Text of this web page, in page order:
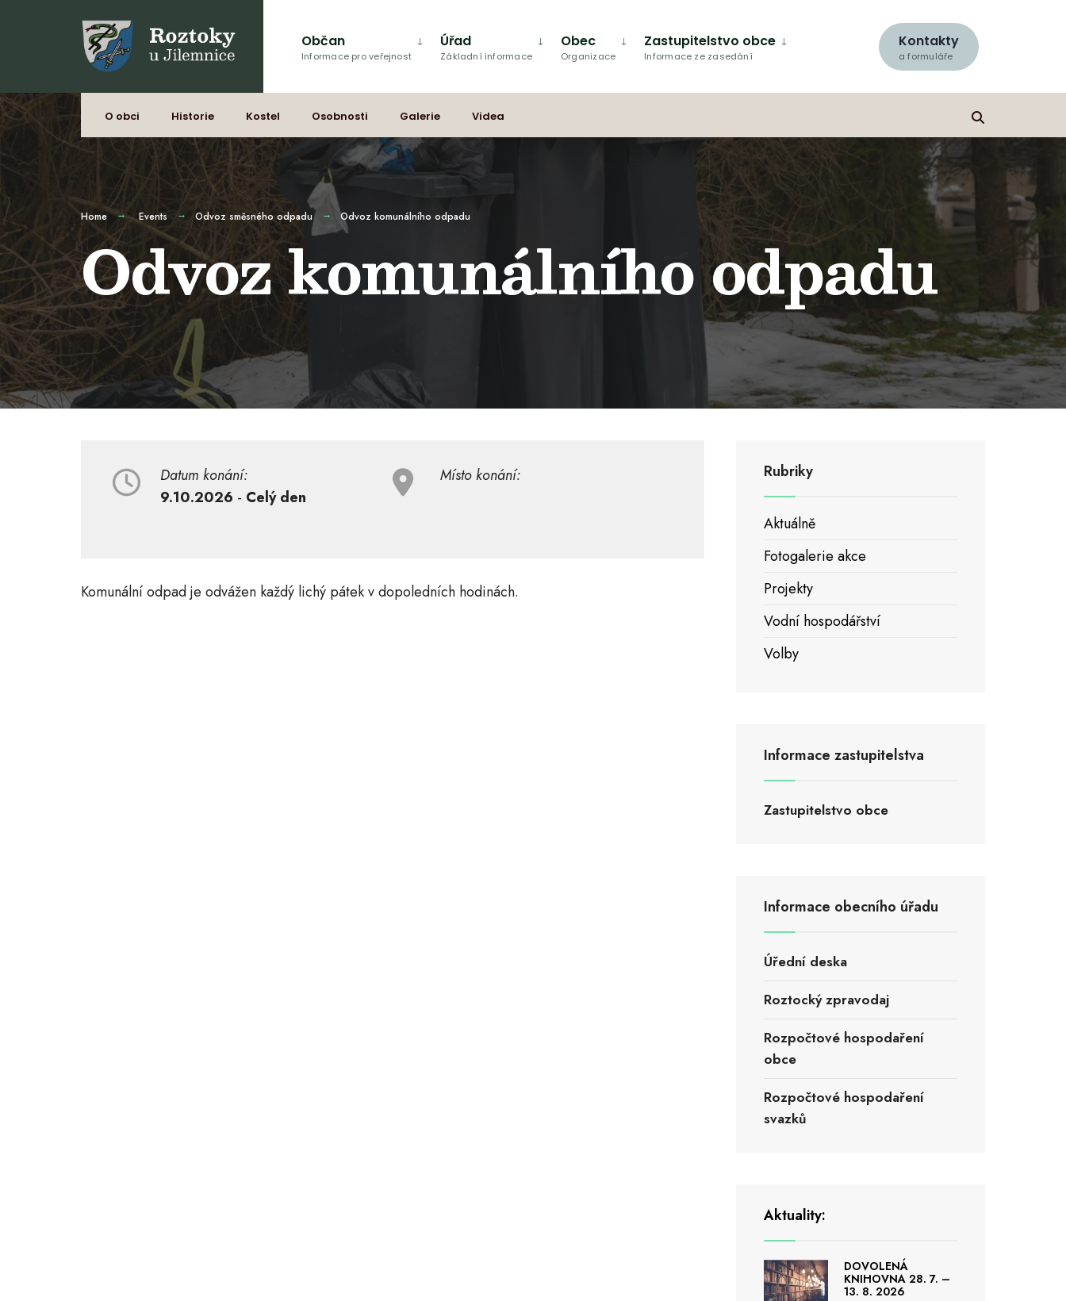
Kontakty
a formuláře
Občan
Informace pro veřejnost
Úřad
Základní informace
Obec
Organizace
Zastupitelstvo obce
Informace ze zasedání
O obci Historie Kostel Osobnosti Galerie Videa
Home Events Odvoz směsného odpadu Odvoz komunálního odpadu
Odvoz komunálního odpadu
Datum konání:
9.10.2026 - Celý den
Místo konání:
Komunální odpad je odvážen každý lichý pátek v dopoledních hodinách.
Rubriky
Aktuálně
Fotogalerie akce
Projekty
Vodní hospodářství
Volby
Informace zastupitelstva
Zastupitelstvo obce
Informace obecního úřadu
Úřední deska
Roztocký zpravodaj
Rozpočtové hospodaření
obce
Rozpočtové hospodaření
svazků
Aktuality:
DOVOLENÁ
KNIHOVNA 28. 7. –
13. 8. 2026